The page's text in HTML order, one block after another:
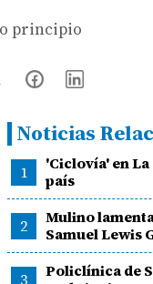
principio
Noticias
1
'Ciclovía' en
país
2
Mulino
Samuel Lewis
3
Policlínica de